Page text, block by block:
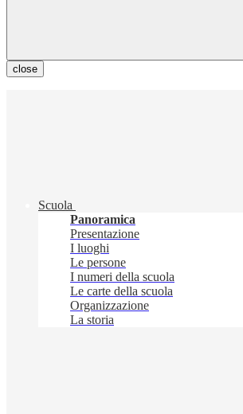
close
Scuola
Panoramica
Presentazione
I luoghi
Le persone
I numeri della scuola
Le carte della scuola
Organizzazione
La storia